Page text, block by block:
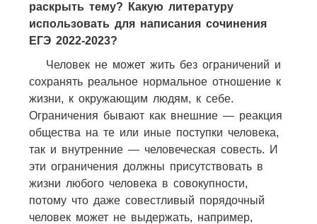
раскрыть тему? Какую литературу
использовать для написания сочинения
ЕГЭ 2022-2023?
Человек не может жить без ограничений и
сохранять реальное нормальное отношение к
жизни, к окружающим людям, к себе.
Ограничения бывают как внешние — реакция
общества на те или иные поступки человека,
так и внутренние — человеческая совесть. И
эти ограничения должны присутствовать в
жизни любого человека в совокупности,
потому что даже совестливый порядочный
человек может не выдержать, например,